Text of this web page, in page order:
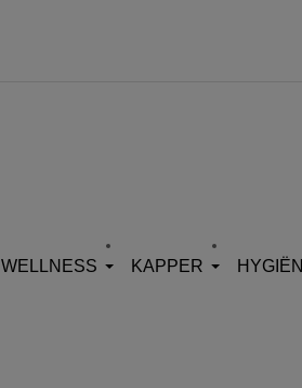
WELLNESS KAPPER